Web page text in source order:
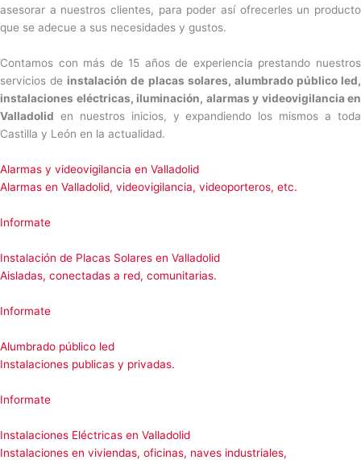
asesorar a nuestros clientes, para poder así ofrecerles un producto
que se adecue a sus necesidades y gustos.
Contamos con más de 15 años de experiencia prestando nuestros
servicios de instalación de placas solares, alumbrado público led,
instalaciones eléctricas, iluminación, alarmas y videovigilancia en
Valladolid en nuestros inicios, y expandiendo los mismos a toda
Castilla y León en la actualidad.
Alarmas y videovigilancia en Valladolid
Alarmas en Valladolid, videovigilancia, videoporteros, etc.
Informate
Instalación de Placas Solares en Valladolid
Aisladas, conectadas a red, comunitarias.
Informate
Alumbrado público led
Instalaciones publicas y privadas.
Informate
Instalaciones Eléctricas en Valladolid
Instalaciones en viviendas, oficinas, naves industriales,